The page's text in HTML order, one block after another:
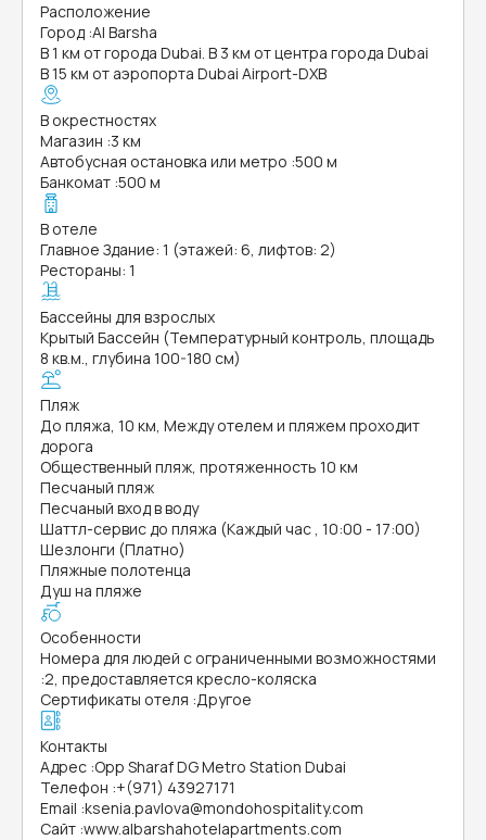
Расположение
Город :Al Barsha
В 1 км от города Dubai. В 3 км от центра города Dubai
В 15 км от аэропорта Dubai Airport-DXB
В окрестностях
Магазин :3 км
Автобусная остановка или метро :500 м
Банкомат :500 м
В отеле
Главное Здание: 1 (этажей: 6, лифтов: 2)
Рестораны: 1
Бассейны для взрослых
Крытый Бассейн (Температурный контроль, площадь
8 кв.м., глубина 100-180 см)
Пляж
До пляжа, 10 км, Между отелем и пляжем проходит
дорога
Общественный пляж, протяженность 10 км
Песчаный пляж
Песчаный вход в воду
Шаттл-сервис до пляжа (Каждый час , 10:00 - 17:00)
Шезлонги (Платно)
Пляжные полотенца
Душ на пляже
Особенности
Номера для людей с ограниченными возможностями
:2, предоставляется кресло-коляска
Сертификаты отеля :Другое
Контакты
Адрес :Opp Sharaf DG Metro Station Dubai
Телефон :+(971) 43927171
Email :ksenia.pavlova@mondohospitality.com
Сайт :www.albarshahotelapartments.com